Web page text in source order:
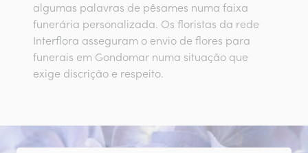
algumas palavras de pêsames numa faixa
funerária personalizada. Os floristas da rede
Interflora asseguram o envio de flores para
funerais em Gondomar numa situação que
exige discrição e respeito.